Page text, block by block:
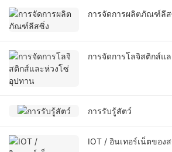
การจัดการผลิตภัณฑ์ลี
การจัดการโลจิสติกส์แ
การรับรู้สัตว์
IOT / อินเทอร์เน็ตของ